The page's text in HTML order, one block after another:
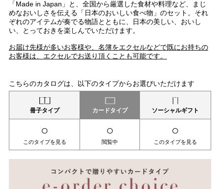
「Made in Japan」と、全国から厳選した食材や料理など、まじ
めなおいしさを伝える「日本のおいしい食べ物」のセット。それ
ぞれのアイテムが奏でる物語とともに、日本の美しい、おいし
い、とっておきを楽しんでいただけます。
お届け先様が多いお客様や、名簿をエクセルなどで既にお持ちの
お客様は、エクセルでお送り頂くことも可能です。
こちらのカタログは、以下のタイプからお選びいただけます
冊子タイプ カードタイプ ソーシャルギフト
○
このタイプを見る
○
閲覧中
○
このタイプを見る